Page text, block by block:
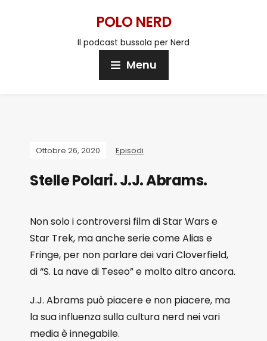
POLO NERD
Il podcast bussola per Nerd
Menu
Ottobre 26, 2020 Episodi
Stelle Polari. J.J. Abrams.
Non solo i controversi film di Star Wars e
Star Trek, ma anche serie come Alias e
Fringe, per non parlare dei vari Cloverfield,
di “S. La nave di Teseo” e molto altro ancora.
J.J. Abrams può piacere e non piacere, ma
la sua influenza sulla cultura nerd nei vari
media è innegabile.